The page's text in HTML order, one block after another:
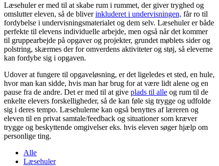
Læsehuler er med til at skabe rum i rummet, der giver tryghed og
omslutter eleven, så de bliver inkluderet i undervisningen, får ro til
fordybelse i undervisningsmaterialet og dem selv. Læsehuler er både
perfekte til elevens individuelle arbejde, men også når det kommer
til gruppearbejde på opgaver og projekter, grundet møblets sider og
polstring, skærmes der for omverdens aktiviteter og støj, så eleverne
kan fordybe sig i opgaven.
Udover at fungere til opgaveløsning, er det ligeledes et sted, en hule,
hvor man kan sidde, hvis man har brug for at være lidt alene og en
pause fra de andre. Det er med til at give plads til alle og rum til de
enkelte elevers forskelligheder, så de kan føle sig trygge og udfolde
sig i deres tempo. Læsehulerne kan også benyttes af læreren og
eleven til en privat samtale/feedback og situationer som kræver
trygge og beskyttende omgivelser eks. hvis eleven søger hjælp om
personlige ting.
Alle
Læsehuler